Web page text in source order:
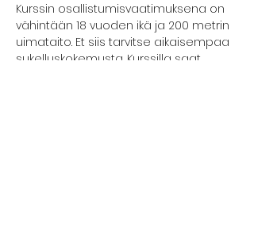
Kurssin osallistumisvaatimuksena on
vähintään 18 vuoden ikä ja 200 metrin
uimataito. Et siis tarvitse aikaisempaa
sukelluskokemusta. Kurssilla saat